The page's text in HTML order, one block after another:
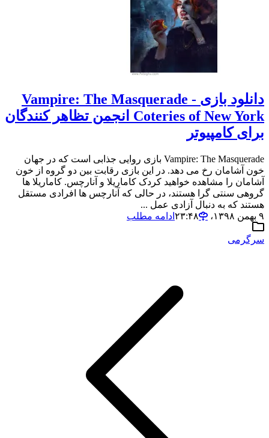
دانلود بازی Vampire: The Masquerade -
Coteries of New York انجمن تظاهر کنندگان
برای کامپیوتر
Vampire: The Masquerade بازی روایی جذابی است که در جهان
خون آشامان رخ می دهد. در این بازی رقابت بین دو گروه از خون
آشامان را مشاهده خواهید کردک کاماریلا و آنارچس. کاماریلا ها
گروهی سنتی گرا هستند، در حالی که آنارچس ها افرادی مستقل
هستند که به دنبال آزادی عمل ...
۹ بهمن ۱۳۹۸،‏ ۲۳:۴۸
ادامه مطلب
سرگرمی